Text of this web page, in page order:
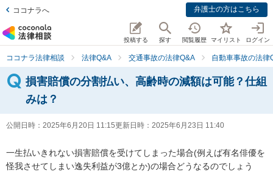
ココナラへ 弁護士の方はこちら
投稿する 探す 閲覧履歴 マイリスト ログイン
ココナラ法律相談 法律Q&A 交通事故の法律Q&A 自動車事故の法律
損害賠償の分割払い、高齢時の減額は可能？仕組
みは？
公開日時： 2025年6月20日 11:15更新日時： 2025年6月23日 11:40
一生払いきれない損害賠償を受けてしまった場合(例えば有名俳優を
怪我させてしまい逸失利益が3億とか)の場合どうなるのでしょう